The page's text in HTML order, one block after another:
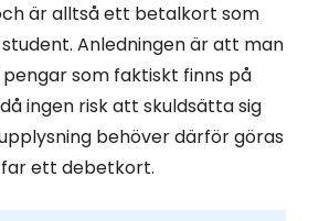
är alltså ett betalkort som
Anledningen är att man
som faktiskt finns på
ingen risk att skuldsätta sig
behöver därför göras
ett debetkort.